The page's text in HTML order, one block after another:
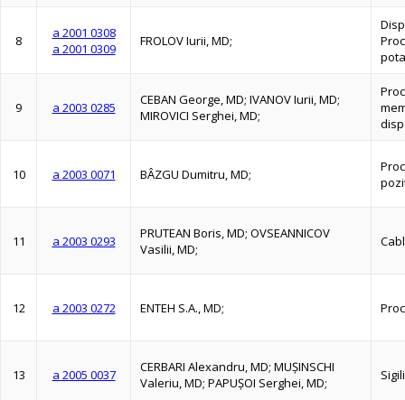
8
a 2001 0308
a 2001 0309
FROLOV Iurii, MD;
9 a 2003 0285
CEBAN George, MD; IVANOV Iurii, MD;
MIROVICI Serghei, MD;
10 a 2003 0071 BÂZGU Dumitru, MD;
11 a 2003 0293
PRUTEAN Boris, MD; OVSEANNICOV
Vasilii, MD;
12 a 2003 0272 ENTEH S.A., MD;
13 a 2005 0037
CERBARI Alexandru, MD; MUŞINSCHI
Valeriu, MD; PAPUŞOI Serghei, MD;